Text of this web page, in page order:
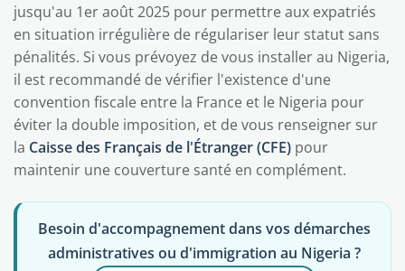
jusqu'au 1er août 2025 pour permettre aux expatriés
en situation irrégulière de régulariser leur statut sans
pénalités. Si vous prévoyez de vous installer au Nigeria,
il est recommandé de vérifier l'existence d'une
convention fiscale entre la France et le Nigeria pour
éviter la double imposition, et de vous renseigner sur
la Caisse des Français de l'Étranger (CFE) pour
maintenir une couverture santé en complément.
Besoin d'accompagnement dans vos démarches
administratives ou d'immigration au Nigeria ?